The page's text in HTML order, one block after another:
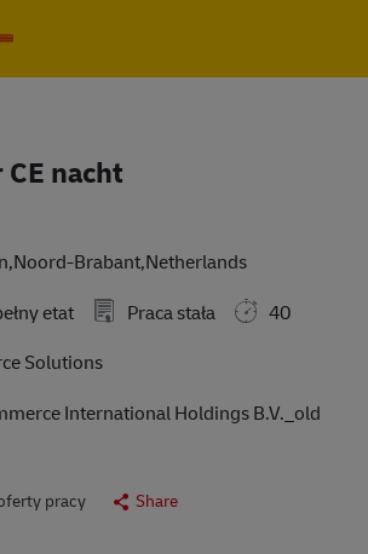
nacht
Brabant,Netherlands
etat
Praca stała
40
Solutions
International Holdings B.V._old
pracy Share